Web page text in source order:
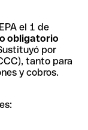
el 1 de
obligatorio
por
tanto para
y cobros.